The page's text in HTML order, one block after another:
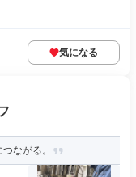
気になる
ながる。